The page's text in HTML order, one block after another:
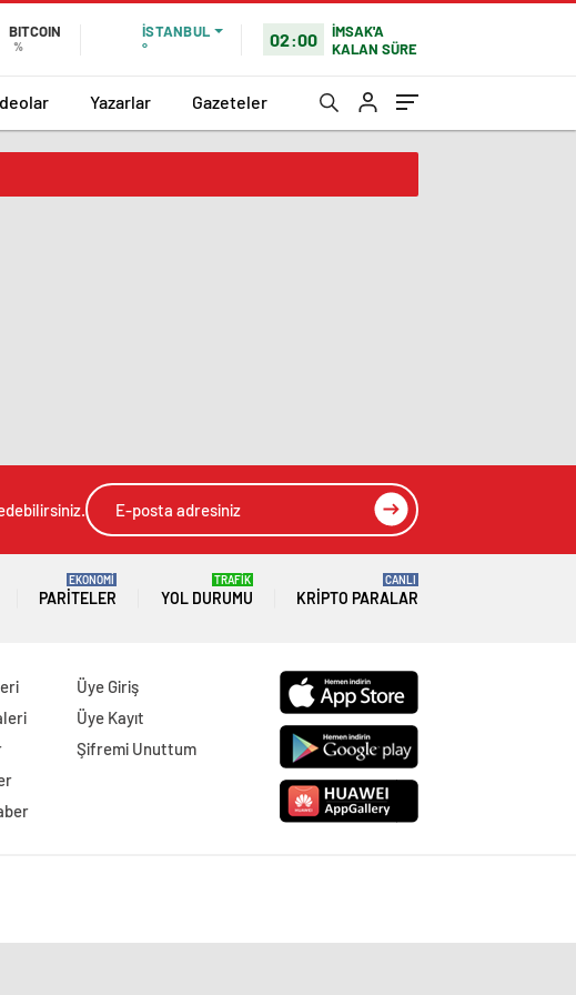
BITCOIN
%
İSTANBUL
°
02:00
İMSAK'A
KALAN SÜRE
Yazarlar Gazeteler
PARITELER
EKONOMİ
YOL DURUMU
TRAFİK
KRIPTO PARALAR
CANLI
Üye Giriş
Üye Kayıt
Şifremi Unuttum